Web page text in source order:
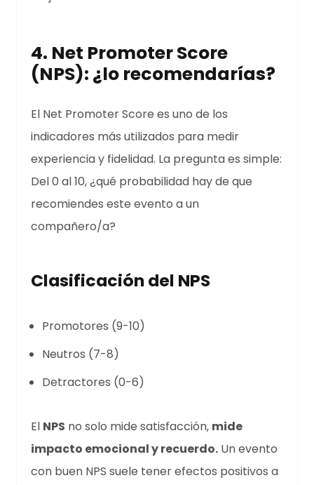
4. Net Promoter Score
(NPS): ¿lo recomendarías?
El Net Promoter Score es uno de los
indicadores más utilizados para medir
experiencia y fidelidad. La pregunta es simple:
Del 0 al 10, ¿qué probabilidad hay de que
recomiendes este evento a un
compañero/a?
Clasificación del NPS
Promotores (9-10)
Neutros (7-8)
Detractores (0-6)
El NPS no solo mide satisfacción, mide
impacto emocional y recuerdo. Un evento
con buen NPS suele tener efectos positivos a